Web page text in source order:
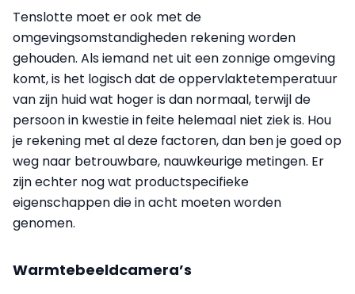
Tenslotte moet er ook met de
omgevingsomstandigheden rekening worden
gehouden. Als iemand net uit een zonnige omgeving
komt, is het logisch dat de oppervlaktetemperatuur
van zijn huid wat hoger is dan normaal, terwijl de
persoon in kwestie in feite helemaal niet ziek is. Hou
je rekening met al deze factoren, dan ben je goed op
weg naar betrouwbare, nauwkeurige metingen. Er
zijn echter nog wat productspecifieke
eigenschappen die in acht moeten worden
genomen.
Warmtebeeldcamera’s